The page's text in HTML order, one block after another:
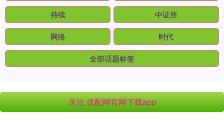
持续 中证所
网络 时代
全部话题标签
关注 优配网官网下载app